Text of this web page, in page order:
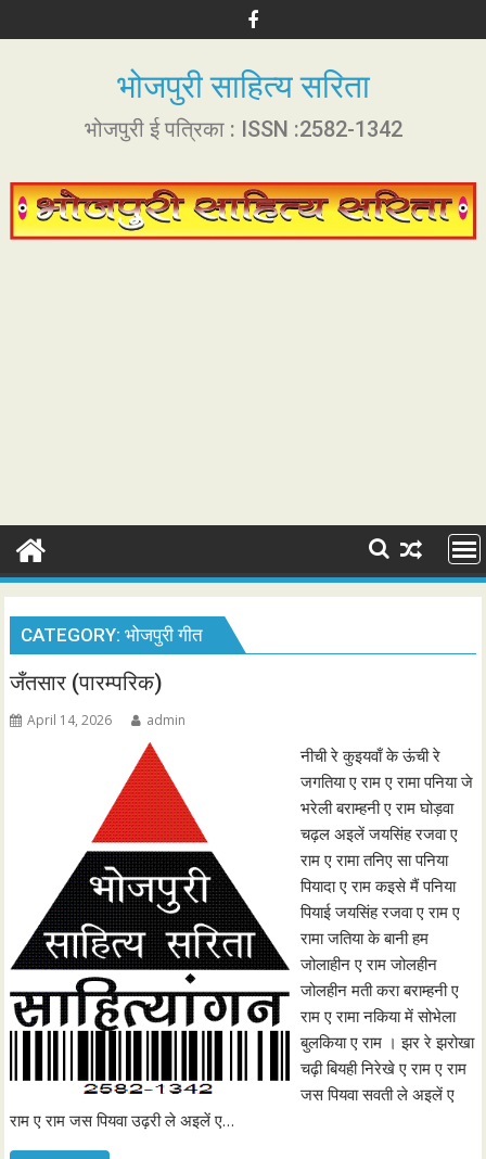
k
भोजपुरी साहित्य सरिता
भोजपुरी ई पत्रिका : ISSN :2582-1342
CATEGORY:भोजपुरी गीत
जँतसार (पारम्परिक)
April 14, 2026 admin
नीची रे कुइयवाँ के ऊंची रे
जगतिया ए राम ए रामा पनिया जे
भरेली बराम्हनी ए राम घोड़वा
चढ़ल अइलें जयसिंह रजवा ए
राम ए रामा तनिए सा पनिया
पियादा ए राम कइसे मैं पनिया
पियाई जयसिंह रजवा ए राम ए
रामा जतिया के बानी हम
जोलाहीन ए राम जोलहीन
जोलहीन मती करा बराम्हनी ए
राम ए रामा नकिया में सोभेला
बुलकिया ए राम । झर रे झरोखा
चढ़ी बियही निरेखे ए राम ए राम
जस पियवा सवती ले अइलें ए
राम ए राम जस पियवा उढ़री ले अइलें ए…